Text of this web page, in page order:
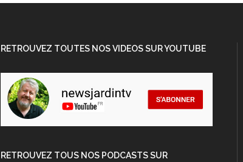
RETROUVEZ TOUTES NOS VIDEOS SUR YOUTUBE
RETROUVEZ TOUS NOS PODCASTS SUR